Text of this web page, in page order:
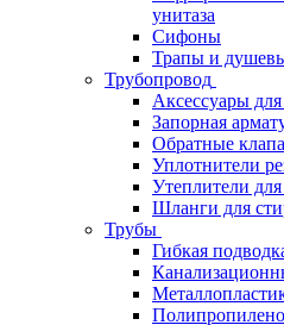
унитаза
Сифоны
Трапы и
Трубопровод
Аксессуары
Запорная
Обратные
Уплотнители
Утеплители
Шланги для
Трубы
Гибкая